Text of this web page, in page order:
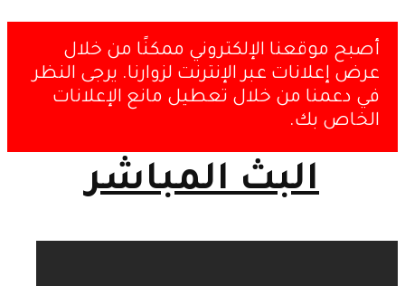
أصبح موقعنا الإلكتروني ممكنًا من خلال
عرض إعلانات عبر الإنترنت لزوارنا. يرجى النظر
في دعمنا من خلال تعطيل مانع الإعلانات
الخاص بك.
البث المباشر